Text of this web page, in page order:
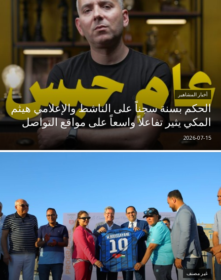
أخبار المشاهير
الحكم بسنة سجناً على الناشط والإعلامي هيثم
المكي يثير تفاعلاً واسعاً على مواقع التواصل
2026-07-15
غير مصنف